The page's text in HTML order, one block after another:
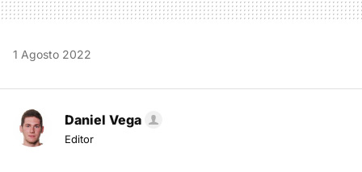
1 Agosto 2022
Daniel Vega
Editor